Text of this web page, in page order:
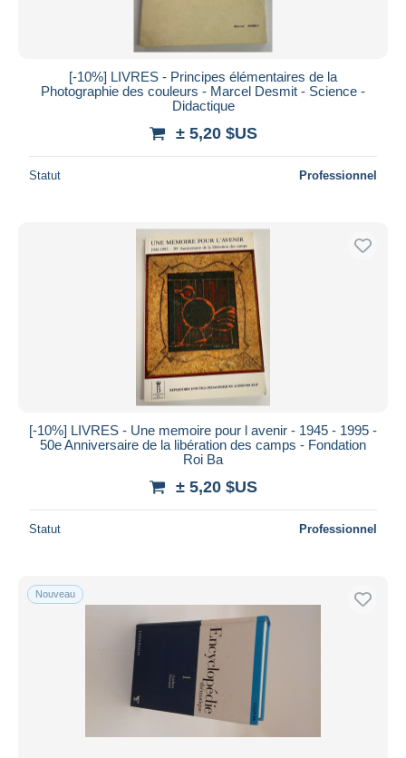
[-10%] LIVRES - Principes élémentaires de la
Photographie des couleurs - Marcel Desmit - Science -
Didactique
± 5,20 $US
Statut Professionnel
[-10%] LIVRES - Une memoire pour l avenir - 1945 - 1995 -
50e Anniversaire de la libération des camps - Fondation
Roi Ba
± 5,20 $US
Statut Professionnel
Nouveau